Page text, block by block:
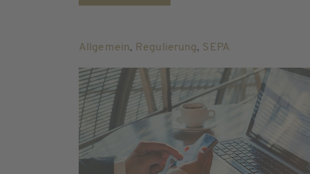
Allgemein, Regulierung, SEPA